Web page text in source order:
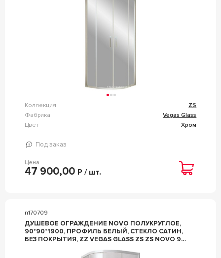
Коллекция
ZS
Фабрика
Vegas Glass
Цвет
Хром
Под заказ
Цена
47 900,00 Р / шт.
n170709
ДУШЕВОЕ ОГРАЖДЕНИЕ NOVO ПОЛУКРУГЛОЕ,
90*90*1900, ПРОФИЛЬ БЕЛЫЙ, СТЕКЛО САТИН,
БЕЗ ПОКРЫТИЯ, ZZ VEGAS GLASS ZS ZS NOVO 90